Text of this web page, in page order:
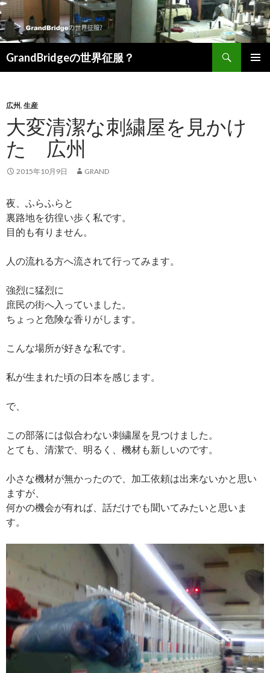
GrandBridgeの世界征服？
広州, 生産
大変清潔な刺繍屋を見かけ
た 広州
2015年10月9日 GRAND
夜、ふらふらと
裏路地を彷徨い歩く私です。
目的も有りません。
人の流れる方へ流されて行ってみます。
強烈に猛烈に
庶民の街へ入っていました。
ちょっと危険な香りがします。
こんな場所が好きな私です。
私が生まれた頃の日本を感じます。
で、
この部落には似合わない刺繍屋を見つけました。
とても、清潔で、明るく、機材も新しいのです。
小さな機材が無かったので、加工依頼は出来ないかと思い
ますが、
何かの機会が有れば、話だけでも聞いてみたいと思いま
す。